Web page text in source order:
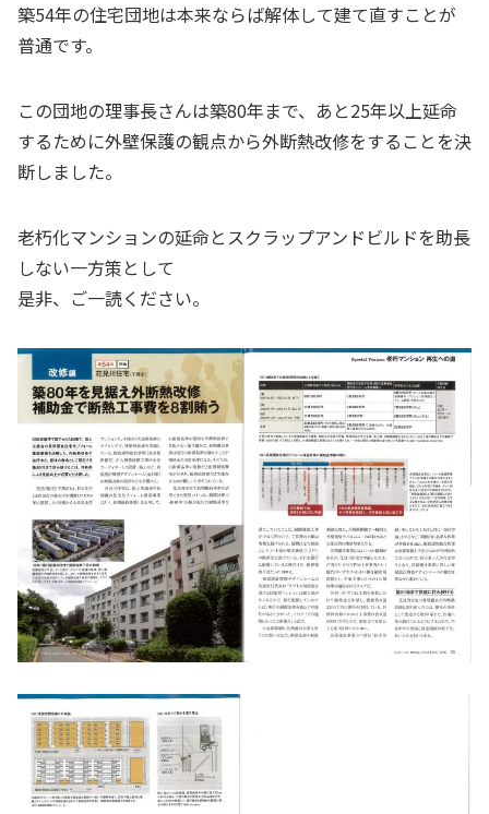
築54年の住宅団地は本来ならば解体して建て直すことが
普通です。
この団地の理事長さんは築80年まで、あと25年以上延命
するために外壁保護の観点から外断熱改修をすることを決
断しました。
老朽化マンションの延命とスクラップアンドビルドを助長
しない一方策として
是非、ご一読ください。